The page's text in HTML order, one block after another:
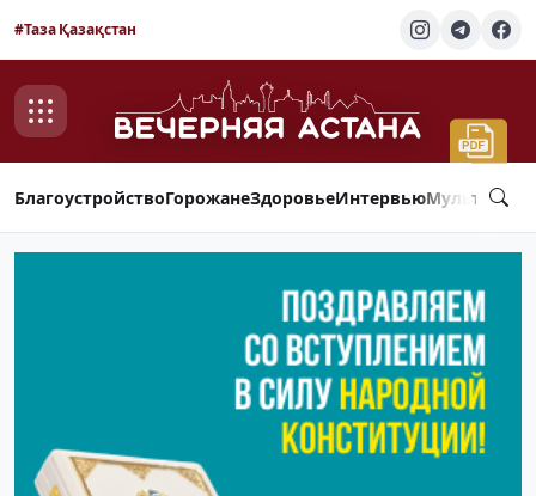
#Таза Қазақстан
БлагоустройствоГорожанеЗдоровьеИнтервью